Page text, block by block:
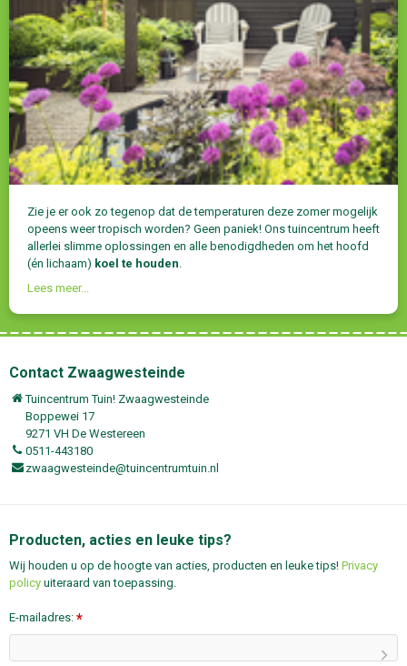
Zie je er ook zo tegenop dat de temperaturen deze zomer mogelijk
opeens weer tropisch worden? Geen paniek! Ons tuincentrum heeft
allerlei slimme oplossingen en alle benodigdheden om het hoofd
(én lichaam) koel te houden
Lees meer...
Contact Zwaagwesteinde
Tuincentrum Tuin! Zwaagwesteinde
Boppewei 17
9271 VH De Westereen
0511-443180
zwaagwesteinde@tuincentrumtuin.nl
Producten, acties en leuke tips?
Wij houden u op de hoogte van acties, producten en leuke tips! Privacy
policy uiteraard van toepassing.
E-mailadres: *